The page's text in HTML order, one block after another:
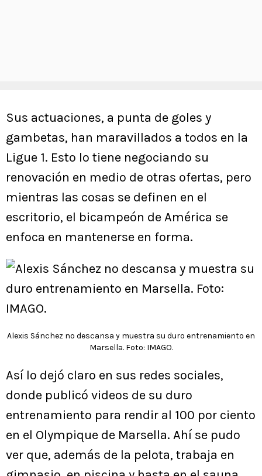
Sus actuaciones, a punta de goles y
gambetas, han maravillados a todos en la
Ligue 1. Esto lo tiene negociando su
renovación en medio de otras ofertas, pero
mientras las cosas se definen en el
escritorio, el bicampeón de América se
enfoca en mantenerse en forma.
Alexis Sánchez no descansa y muestra su duro entrenamiento en
Marsella. Foto: IMAGO.
Así lo dejó claro en sus redes sociales,
donde publicó videos de su duro
entrenamiento para rendir al 100 por ciento
en el Olympique de Marsella. Ahí se pudo
ver que, además de la pelota, trabaja en